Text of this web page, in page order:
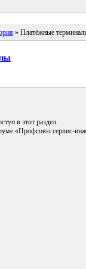
» Платёжные
в этот раздел.
«Профсоюз сервис-